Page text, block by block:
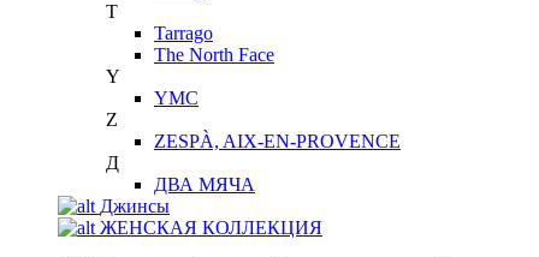
T
Tarrago
The North Face
Y
YMC
Z
ZESPÀ, AIX-EN-PROVENCE
Д
ДВА МЯЧА
Джинсы
ЖЕНСКАЯ КОЛЛЕКЦИЯ